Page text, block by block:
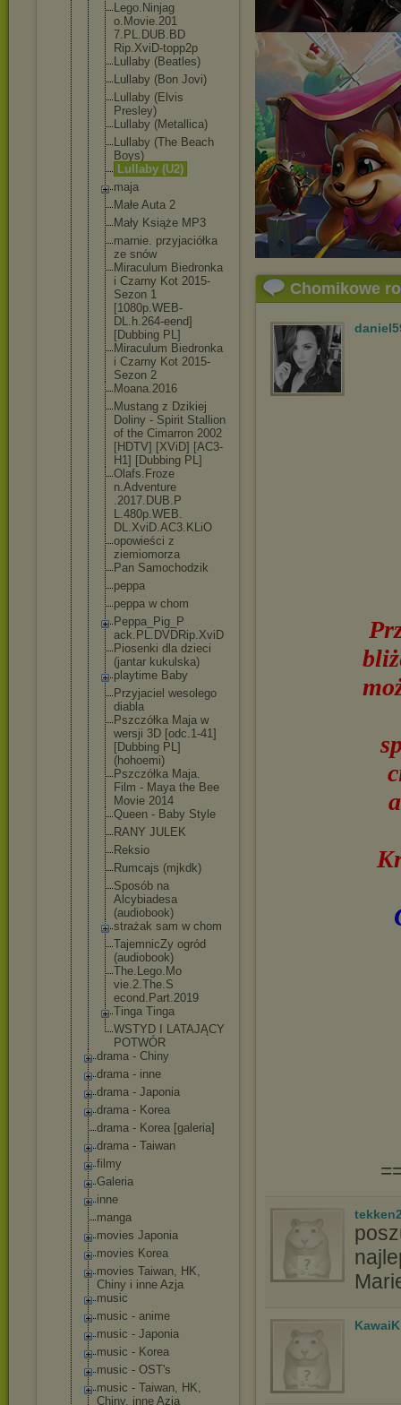
Lego.Ninjag
o.Movie.201
7.PL.DUB.BD
Rip.XviD-topp2p
Lullaby (Beatles)
Lullaby (Bon Jovi)
Lullaby (Elvis
Presley)
Lullaby (Metallica)
Lullaby (The Beach
Boys)
Lullaby (U2)
maja
Małe Auta 2
Mały Książe MP3
marnie. przyjaciółka
ze snów
Miraculum Biedronka
i Czarny Kot 2015-
Sezon 1
[1080p.WEB-
DL.h.264-eend]
[Dubbing PL]
Miraculum Biedronka
i Czarny Kot 2015-
Sezon 2
Moana.2016
Mustang z Dzikiej
Doliny - Spirit Stallion
of the Cimarron 2002
[HDTV] [XViD] [AC3-
H1] [Dubbing PL]
Olafs.Froze
n.Adventure
.2017.DUB.P
L.480p.WEB.
DL.XviD.AC3.KLiO
opowieści z
ziemiomorza
Pan Samochodzik
peppa
peppa w chom
Peppa_Pig_P
ack.PL.DVDRip.XviD
Piosenki dla dzieci
(jantar kukulska)
playtime Baby
Przyjaciel wesolego
diabla
Pszczółka Maja w
wersji 3D [odc.1-41]
[Dubbing PL]
(hohoemi)
Pszczółka Maja.
Film - Maya the Bee
Movie 2014
Queen - Baby Style
RANY JULEK
Reksio
Rumcajs (mjkdk)
Sposób na
Alcybiadesa
(audiobook)
strażak sam w chom
TajemnicZy ogród
(audiobook)
The.Lego.Mo
vie.2.The.S
econd.Part.2019
Tinga Tinga
WSTYD I LATAJĄCY
POTWÓR
drama - Chiny
drama - inne
drama - Japonia
drama - Korea
drama - Korea [galeria]
drama - Taiwan
filmy
Galeria
inne
manga
movies Japonia
movies Korea
movies Taiwan, HK,
Chiny i inne Azja
music
music - anime
music - Japonia
music - Korea
music - OST's
music - Taiwan, HK,
Chiny, inne Azja
Chomikowe